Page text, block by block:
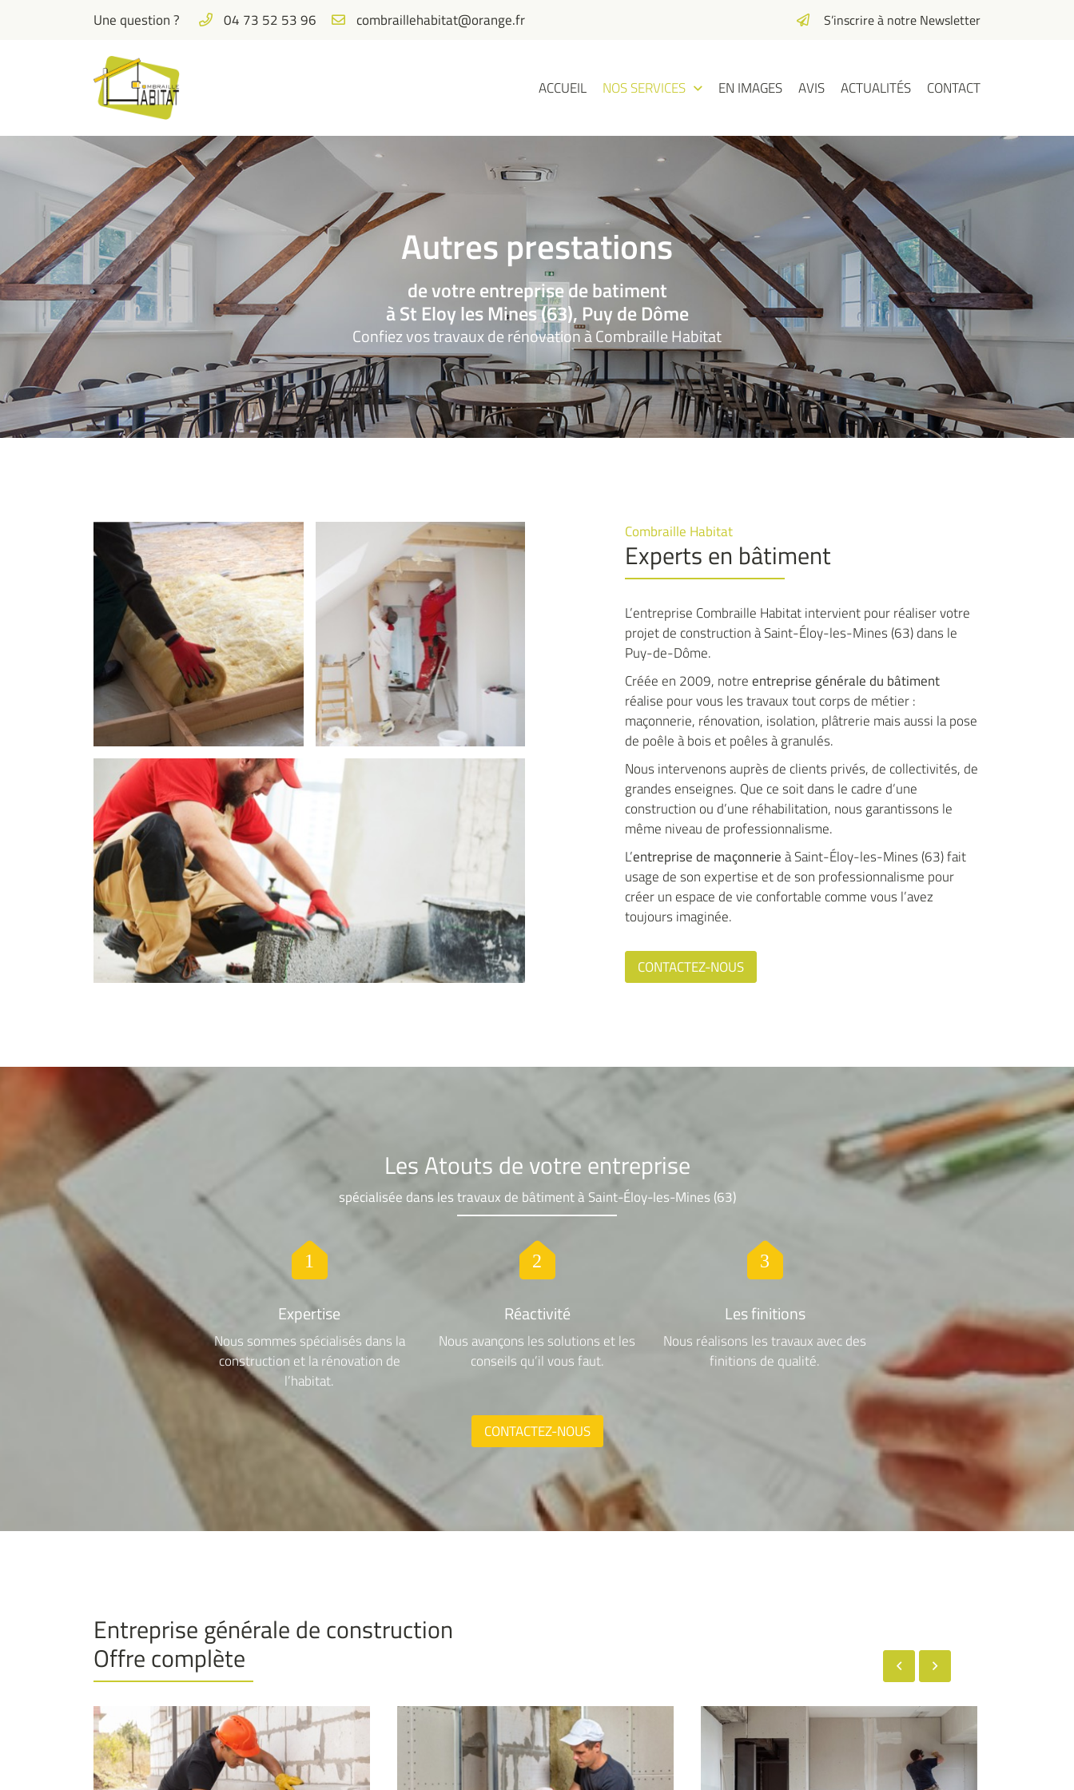
Une question ? 04 73 52 53 96 S’inscrire à notre Newsletter
ACCUEIL NOS SERVICES EN IMAGES AVIS ACTUALITÉS CONTACT
63700 Saint-Éloy-les-Mines
04 73 52 53 96
 Adresse email de réception
 Recopier le code ci-contre
Rafraîchir le captcha
Autres prestations
de votre entreprise de batiment
à St Eloy les Mines (63), Puy de Dôme
Confiez vos travaux de rénovation à Combraille Habitat
Combraille Habitat
Experts en bâtiment
L’entreprise Combraille Habitat intervient pour réaliser votre
projet de construction à Saint-Éloy-les-Mines (63) dans le
Puy-de-Dôme.
Créée en 2009, notreentreprise générale du bâtiment
réalise pour vous les travaux tout corps de métier :
maçonnerie, rénovation, isolation, plâtrerie mais aussi la pose
de poêle à bois et poêles à granulés.
Nous intervenons auprès de clients privés, de collectivités, de
grandes enseignes. Que ce soit dans le cadre d’une
construction ou d’une réhabilitation, nous garantissons le
même niveau de professionnalisme.
L’entreprise de maçonnerieà Saint-Éloy-les-Mines (63) fait
usage de son expertise et de son professionnalisme pour
créer un espace de vie confortable comme vous l’avez
toujours imaginée.
CONTACTEZ-NOUS
Les Atouts de votre entreprise
spécialisée dans les travaux de bâtiment à Saint-Éloy-les-Mines (63)
Expertise
Nous sommes spécialisés dans la
construction et la rénovation de
l’habitat.
Réactivité
Nous avançons les solutions et les
conseils qu’il vous faut.
Les finitions
Nous réalisons les travaux avec des
finitions de qualité.
CONTACTEZ-NOUS
Entreprise générale de construction
Offre complète